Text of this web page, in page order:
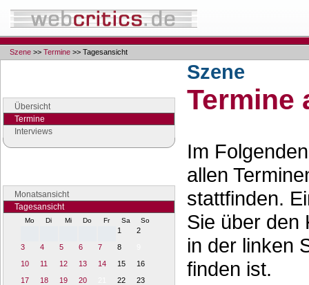
Szene >> Termine >> Tagesansicht
Übersicht
Termine
Interviews
Monatsansicht
Tagesansicht
Mo Di Mi Do Fr Sa So
1
2
3
4 5 6 7 8
10
11 12 13 14 15
16
17
18 19 20 22
23
Szene
Termine
Im
allen
stattfinden.
Sie über den
in der linken
finden ist.